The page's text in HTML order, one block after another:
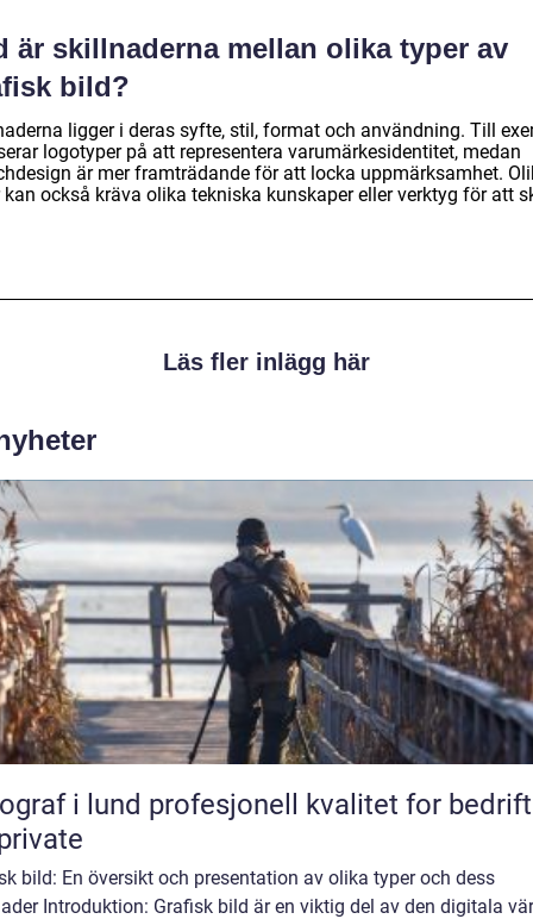
är skillnaderna mellan olika typer av
bild?
ligger i deras syfte, stil, format och användning. Till
logotyper på att representera varumärkesidentitet, medan
är mer framträdande för att locka uppmärksamhet.
kan också kräva olika tekniska kunskaper eller verktyg för att
Läs fler inlägg här
profesjonell kvalitet for bedrifter
bild: En översikt och presentation av olika typer och dess
Introduktion: Grafisk bild är en viktig del av den digitala